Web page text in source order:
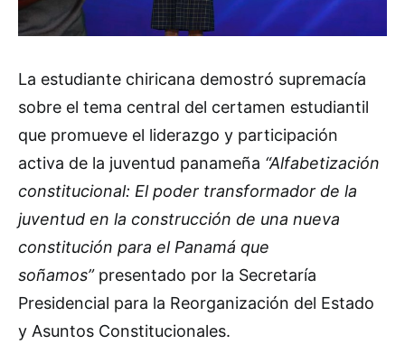
La estudiante chiricana demostró supremacía
sobre el tema central del certamen estudiantil
que promueve el liderazgo y participación
activa de la juventud panameña “Alfabetización
constitucional: El poder transformador de la
juventud en la construcción de una nueva
constitución para el Panamá que
soñamos”presentado por la Secretaría
Presidencial para la Reorganización del Estado
y Asuntos Constitucionales.